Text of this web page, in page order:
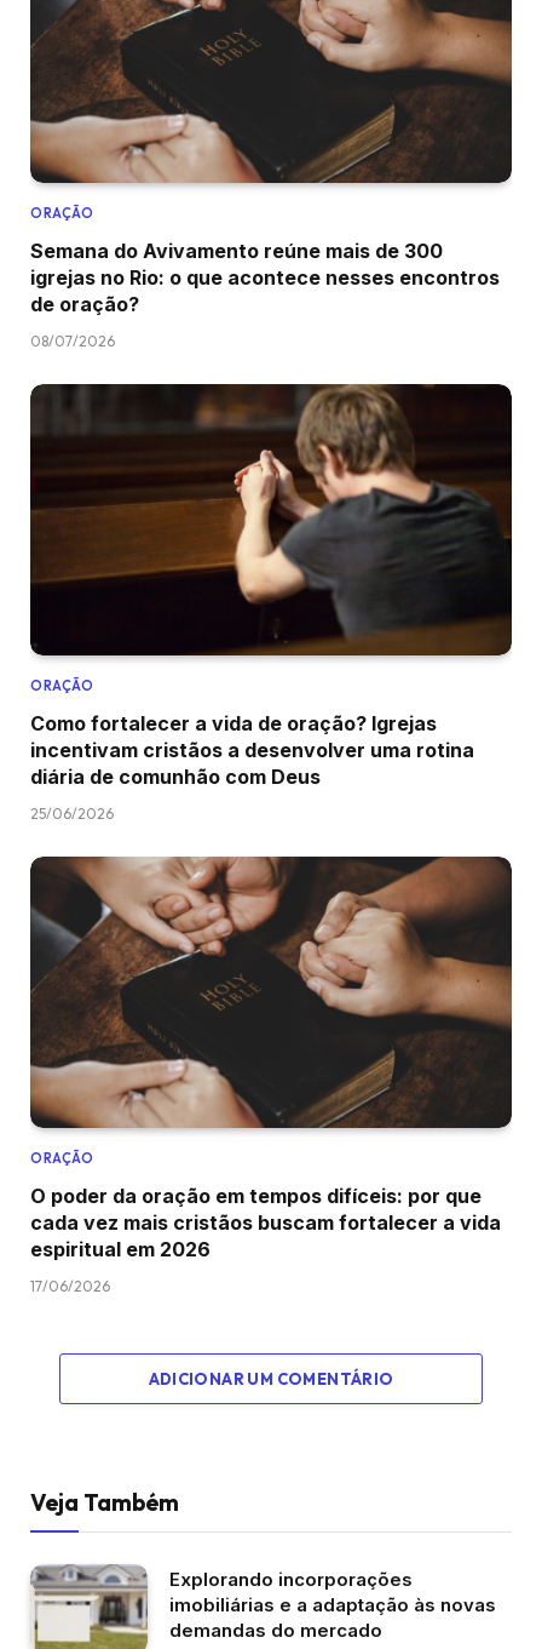
ORAÇÃO
Semana do Avivamento reúne mais de 300
igrejas no Rio: o que acontece nesses encontros
de oração?
08/07/2026
ORAÇÃO
Como fortalecer a vida de oração? Igrejas
incentivam cristãos a desenvolver uma rotina
diária de comunhão com Deus
25/06/2026
ORAÇÃO
O poder da oração em tempos difíceis: por que
cada vez mais cristãos buscam fortalecer a vida
espiritual em 2026
17/06/2026
ADICIONAR UM COMENTÁRIO
Veja Também
Explorando incorporações
imobiliárias e a adaptação às novas
demandas do mercado